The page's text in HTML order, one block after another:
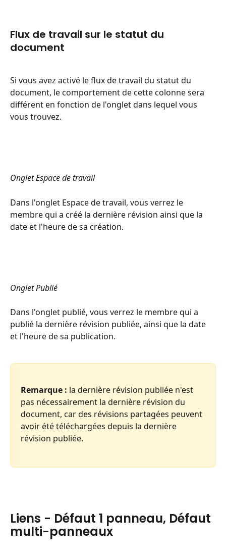
Flux de travail sur le statut du
document
Si vous avez activé le flux de travail du statut du
document, le comportement de cette colonne sera
différent en fonction de l'onglet dans lequel vous
vous trouvez.
Onglet Espace de travail
Dans l'onglet Espace de travail, vous verrez le
membre qui a créé la dernière révision ainsi que la
date et l'heure de sa création.
Onglet Publié
Dans l'onglet publié, vous verrez le membre qui a
publié la dernière révision publiée, ainsi que la date
et l'heure de sa publication.
Remarque : la dernière révision publiée n'est
pas nécessairement la dernière révision du
document, car des révisions partagées peuvent
avoir été téléchargées depuis la dernière
révision publiée.
Liens - Défaut 1 panneau, Défaut
multi-panneaux